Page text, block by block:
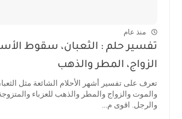
منذ عام
تفسير حلم : الثعبان، سقوط
الزواج، المطر والذهب
تعرف على تفسير أشهر الأحلام الشائعة مثل
والموت والزواج والمطر والذهب للعزباء
والرجل. اقوى م...